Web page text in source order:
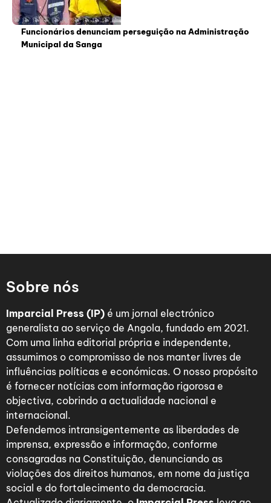
Funcionários denunciam perseguição na Administração
Municipal da Sanga
Sobre nós
Imparcial Press (IP) é um jornal electrónico
generalista ao serviço de Angola, fundado em 2021.
Com uma linha editorial própria e independente,
assumimos o compromisso de nos manter livres de
influências políticas e económicas. O nosso propósito
é fornecer notícias com informação rigorosa e
objectiva, cobrindo a actualidade nacional e
internacional.
Defendemos intransigentemente as liberdades de
imprensa, expressão e informação, conforme
consagradas na Constituição, denunciando as
violações dos direitos humanos, em nome da justiça
social e do fortalecimento da democracia.